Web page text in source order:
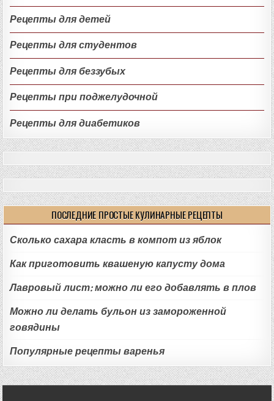
Рецепты для детей
Рецепты для студентов
Рецепты для беззубых
Рецепты при поджелудочной
Рецепты для диабетиков
ПОСЛЕДНИЕ ПРОСТЫЕ КУЛИНАРНЫЕ РЕЦЕПТЫ
Сколько сахара класть в компот из яблок
Как приготовить квашеную капусту дома
Лавровый лист: можно ли его добавлять в плов
Можно ли делать бульон из замороженной
говядины
Популярные рецепты варенья